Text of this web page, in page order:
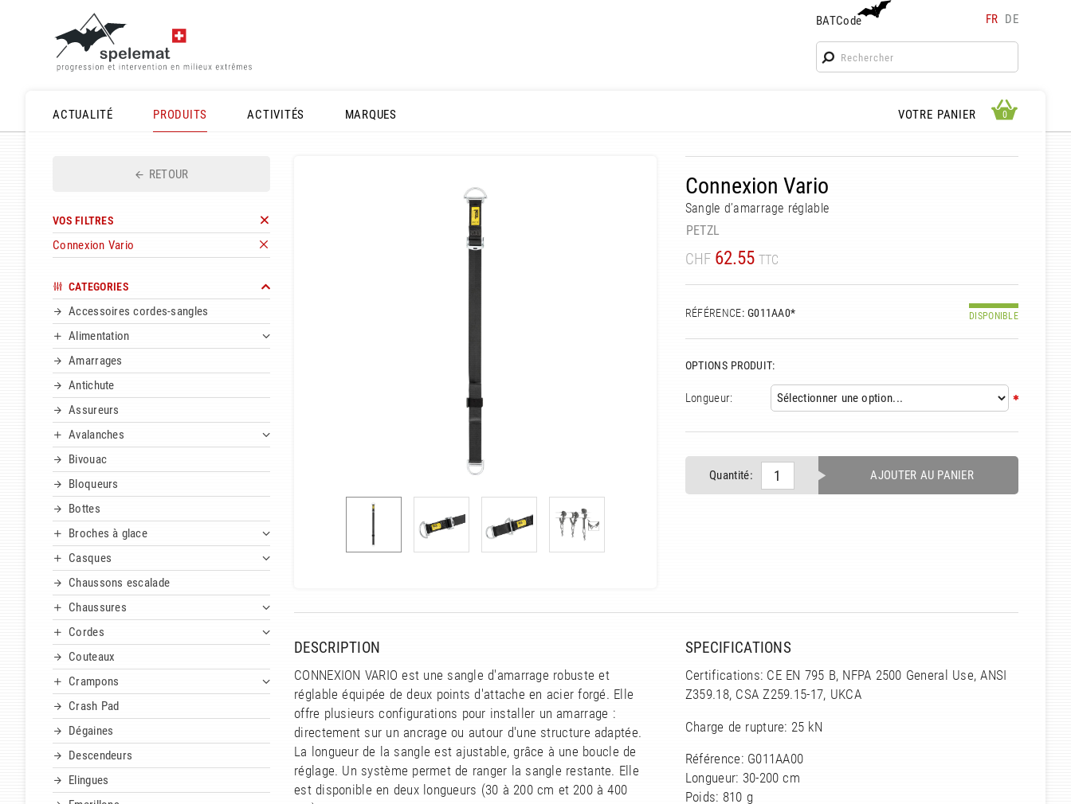
BATCode FR DE
BATCode
Rentrez votre BATCode et validez
ACTUALITÉ
PRODUITS ACTIVITÉS MARQUES VOTRE PANIER 0 0
RETOUR
VOS FILTRES
Connexion Vario
CATEGORIES
Accessoires cordes-sangles
Alimentation
Amarrages
Antichute
Assureurs
Avalanches
Bivouac
Bloqueurs
Bottes
Broches à glace
Casques
Chaussons escalade
Chaussures
Cordes
Couteaux
Crampons
Crash Pad
Dégaines
Descendeurs
Elingues
Connexion Vario
Sangle d’amarrage réglable
PETZL
CHF 62.55 TTC
RÉFÉRENCE: G011AA0* DISPONIBLE
OPTIONS PRODUIT:
Longueur:
Quantité: AJOUTER AU PANIER
DESCRIPTION
CONNEXION VARIO est une sangle d'amarrage robuste et
réglable équipée de deux points d'attache en acier forgé. Elle
offre plusieurs configurations pour installer un amarrage :
directement sur un ancrage ou autour d'une structure adaptée.
La longueur de la sangle est ajustable, grâce à une boucle de
réglage. Un système permet de ranger la sangle restante. Elle
est disponible en deux longueurs (30 à 200 cm et 200 à 400
SPECIFICATIONS
Certifications: CE EN 795 B, NFPA 2500 General Use, ANSI
Z359.18, CSA Z259.15-17, UKCA
Charge de rupture: 25 kN
Référence: G011AA00
Longueur: 30-200 cm
Poids: 810 g